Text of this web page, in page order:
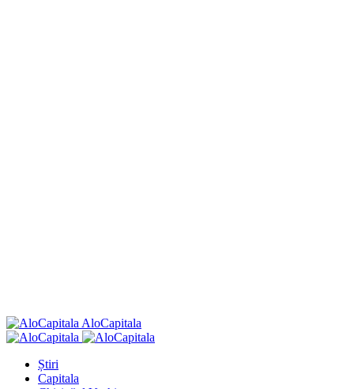
AloCapitala
Știri
Capitala